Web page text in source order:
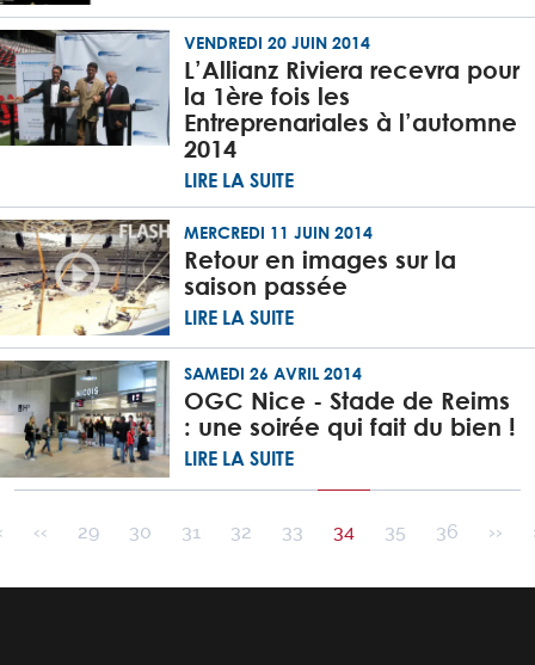
VENDREDI 20 JUIN 2014
L’Allianz Riviera recevra pour
la 1ère fois les
Entreprenariales à l’automne
2014
LIRE LA SUITE
MERCREDI 11 JUIN 2014
Retour en images sur la
saison passée
LIRE LA SUITE
SAMEDI 26 AVRIL 2014
OGC Nice - Stade de Reims
: une soirée qui fait du bien !
LIRE LA SUITE
Première page
‹‹Page précédente
29 30 31 32 33 34 35 36 ››